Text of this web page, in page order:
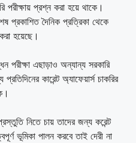
পরীক্ষায় প্রশ্ন করা হয়ে থাকে।
প্রকাশিত দৈনিক প্রত্রিকা থেকে
হয়েছে।
পরীক্ষা এছাড়াও অন্যান্য সরকারি
কারেন্ট অ্যাফেয়ার্স চাকরির
প্রস্তুতি নিতে চায় তাদের জন্য করেন্ট
ভূমিকা পালন করবে তাই দেরী না